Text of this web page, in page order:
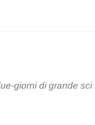
giorni di grande sci